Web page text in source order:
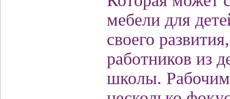
мебели для
своего
работников из
школы.